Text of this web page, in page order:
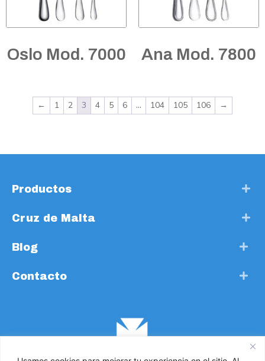
Oslo Mod. 7000 Ana Mod. 7800
← 1 2 3 4 5 6 … 104 105 106 →
Productos
Cruz de Malta
Blog
Contacto